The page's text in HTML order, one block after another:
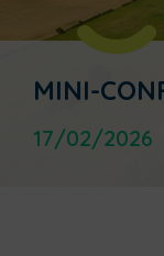
MINI-
17/02/2026